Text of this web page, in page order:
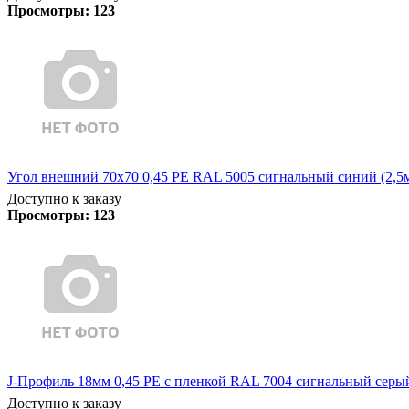
Просмотры: 123
Угол внешний 70х70 0,45 PE RAL 5005 сигнальный синий
Доступно к заказу
Просмотры: 123
J-Профиль 18мм 0,45 PE с пленкой RAL 7004 сигнальный
Доступно к заказу